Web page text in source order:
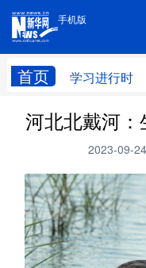
手机版
首页 学习进行时
手机版
学习进行时 高层
财经
台湾 思客智
科技 科创
文化 书画
河北北戴河：
2023-09-